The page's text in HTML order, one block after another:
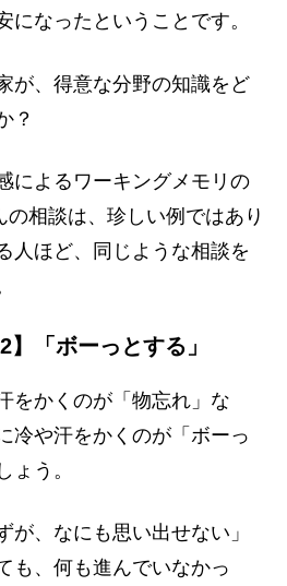
になったということです。
が、得意な分野の知識をど
？
によるワーキングメモリの
相談は、珍しい例ではあり
人ほど、同じような相談を
「ボーっとする」
をかくのが「物忘れ」な
冷や汗をかくのが「ボーっ
ょう。
が、なにも思い出せない」
も、何も進んでいなかっ